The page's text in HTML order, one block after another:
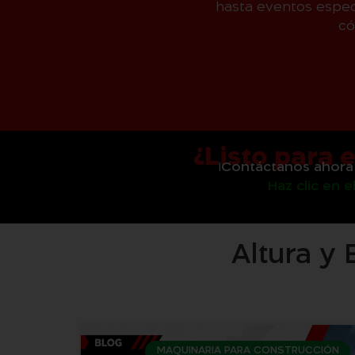
hasta eventos
¿Listo para
¡ Contáctanos ahora
Haz clic en
Altura y
MAQUINARIA PARA CONSTRUCCIÓN